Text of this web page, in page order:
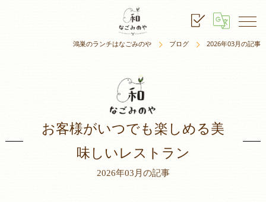
鴻巣のランチはなごみのや ブログ 2026年03月の記事
お客様がいつでも楽しめる美
味しいレストラン
2026年03月の記事